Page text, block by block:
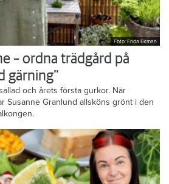
Foto: Frida Ekman
– ordna trädgård på
gärning”
och årets första gurkor. När
Susanne Granlund allsköns grönt i den